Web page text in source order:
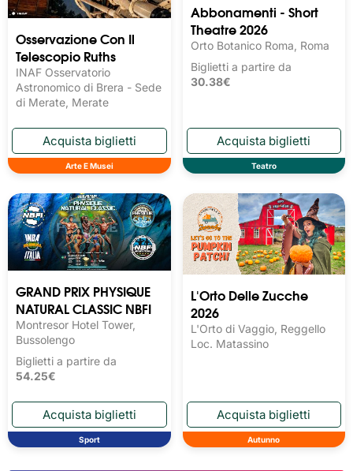
Osservazione Con Il
Telescopio Ruths
INAF Osservatorio
Astronomico di Brera - Sede
di Merate, Merate
Arte E Musei
Abbonamenti - Short
Theatre 2026
Orto Botanico Roma, Roma
Biglietti a partire da
30.38€
Teatro
GRAND PRIX PHYSIQUE
NATURAL CLASSIC NBFI
Montresor Hotel Tower,
Bussolengo
Biglietti a partire da
54.25€
Sport
L'Orto Delle Zucche
2026
L'Orto di Vaggio, Reggello
Loc. Matassino
Autunno